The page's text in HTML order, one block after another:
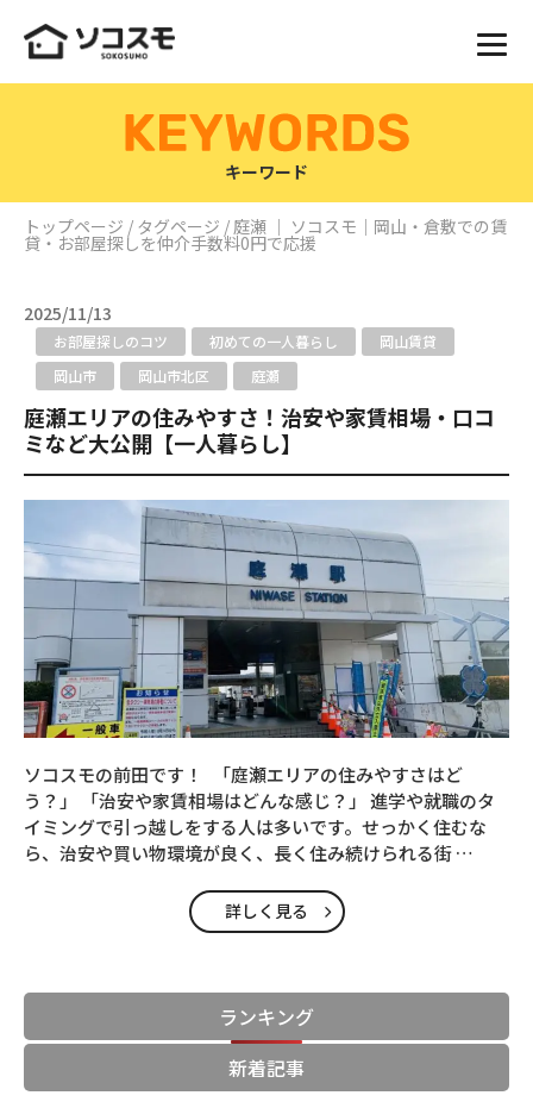
キーワード
トップページ / タグページ / 庭瀬 ｜ ソコスモ｜岡山・倉敷での賃
貸・お部屋探しを仲介手数料0円で応援
2025/11/13
お部屋探しのコツ 初めての一人暮らし
岡山賃貸
岡山市
岡山市北区 庭瀬
庭瀬エリアの住みやすさ！治安や家賃相場・口コ
ミなど大公開【一人暮らし】
ソコスモの前田です！ 「庭瀬エリアの住みやすさはど
う？」 「治安や家賃相場はどんな感じ？」 進学や就職のタ
イミングで引っ越しをする人は多いです。せっかく住むな
ら、治安や買い物環境が良く、長く住み続けられる街 …
詳しく見る
ランキング
新着記事